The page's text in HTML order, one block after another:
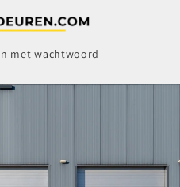
met wachtwoord